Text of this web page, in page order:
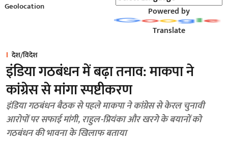
Geolocation
Powered by
Translate
देश/विदेश
इंडिया गठबंधन में बढ़ा तनाव: माकपा ने
कांग्रेस से मांगा स्पष्टीकरण
इंडिया गठबंधन बैठक से पहले माकपा ने कांग्रेस से केरल चुनावी
आरोपों पर सफाई मांगी, राहुल-प्रियंका और खरगे के बयानों को
गठबंधन की भावना के खिलाफ बताया